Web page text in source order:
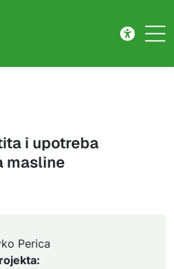
i upotreba
masline
Perica